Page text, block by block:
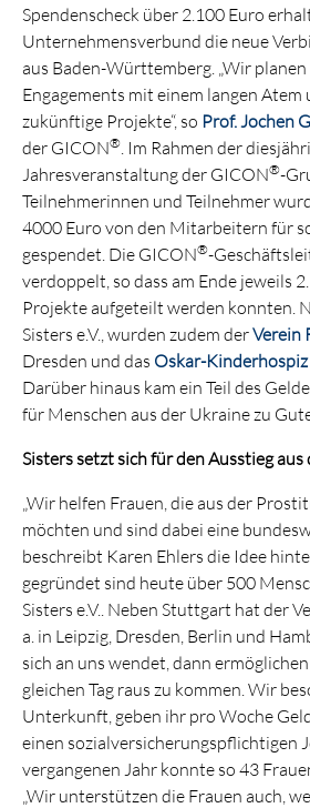
Spendenscheck über 2.100 Euro
Unternehmensverbund die neue
aus Baden-Württemberg. „Wir
Engagements mit einem langen Atem
zukünftige Projekte“, so Prof. Jochen
der GICON® . Im Rahmen der
Jahresveranstaltung der GICON®-
Teilnehmerinnen und Teilnehmer
4000 Euro von den Mitarbeitern für
gespendet. Die GICON®-
verdoppelt, so dass am Ende jeweils
Projekte aufgeteilt werden konnten.
Sisters e.V., wurden zudem derVerein
Dresden und das Oskar-
Darüber hinaus kam ein Teil des
für Menschen aus der Ukraine zu
Sisters setzt sich für den Ausstieg
„Wir helfen Frauen, die aus der
möchten und sind dabei eine
beschreibt Karen Ehlers die Idee
gegründet sind heute über 500
Sisters e.V.. Neben Stuttgart hat der
a. in Leipzig, Dresden, Berlin und
sich an uns wendet, dann
gleichen Tag raus zu kommen. Wir
Unterkunft, geben ihr pro Woche
einen sozialversicherungspflichtigen
vergangenen Jahr konnte so 43
„Wir unterstützen die Frauen auch,